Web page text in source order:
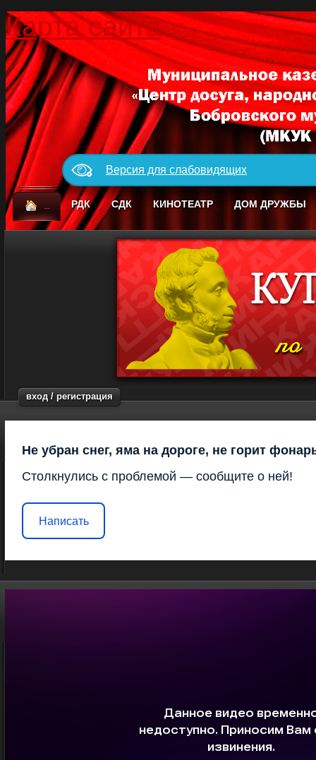
Карта сайта
Версия для слабовидящих
РДК СДК КИНОТЕАТР ДОМ ДРУЖБЫ
вход / регистрация
Не убран снег, яма на дороге, не горит
Столкнулись с проблемой — сообщите о ней!
Написать